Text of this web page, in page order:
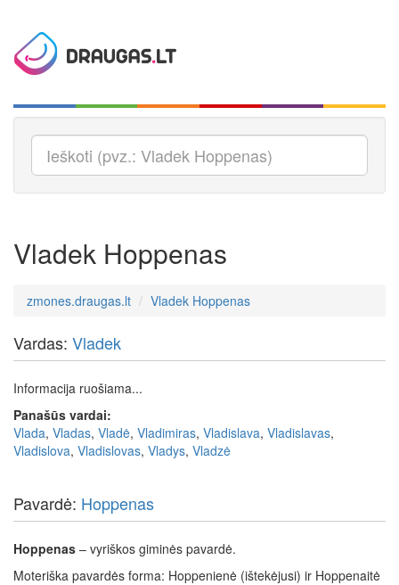
Vladek Hoppenas
zmones.draugas.lt Vladek Hoppenas
Vardas: Vladek
Informacija ruošiama...
Panašūs vardai:
Vlada, Vladas, Vladė, Vladimiras, Vladislava, Vladislavas,
Vladislova, Vladislovas, Vladys, Vladzė
Pavardė: Hoppenas
Hoppenas – vyriškos giminės pavardė.
Moteriška pavardės forma: Hoppenienė (ištekėjusi) ir Hoppenaitė